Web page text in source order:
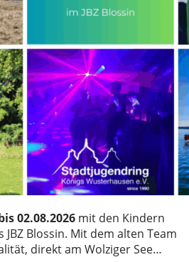
02.08.2026 mit den Kindern
JBZ Blossin. Mit dem alten Team
direkt am Wolziger See…